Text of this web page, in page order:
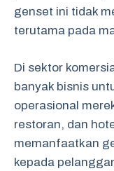
genset ini tidak
terutama pada
Di sektor
banyak bisnis
operasional
restoran, dan
memanfaatkan
kepada